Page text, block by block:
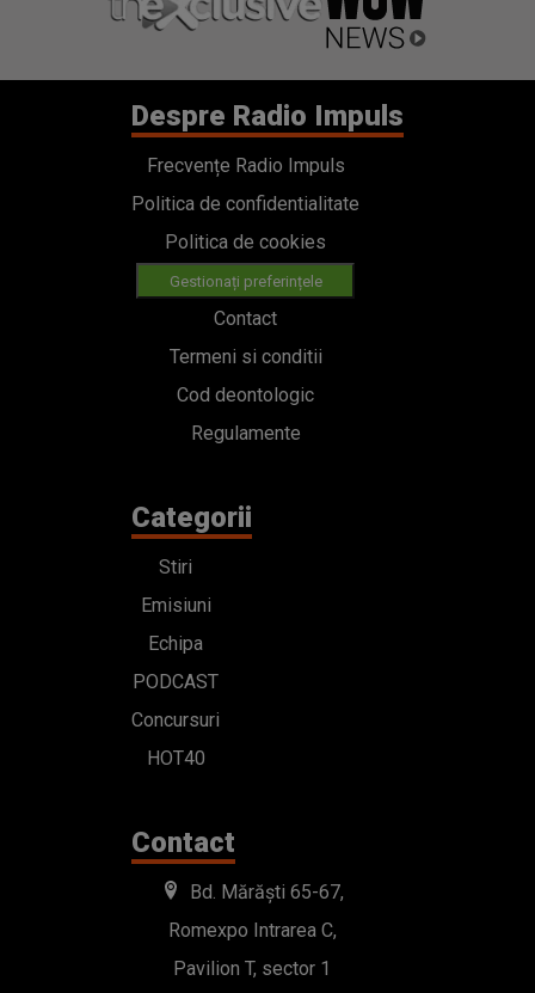
Despre Radio Impuls
Frecvențe Radio Impuls
Politica de confidentialitate
Politica de cookies
Gestionați preferințele
Contact
Termeni si conditii
Cod deontologic
Regulamente
Categorii
Stiri
Emisiuni
Echipa
PODCAST
Concursuri
HOT40
Contact
Bd. Mărăști 65-67,
Romexpo Intrarea C,
Pavilion T, sector 1